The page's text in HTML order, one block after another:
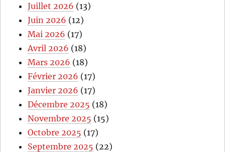
Juillet 2026 (13)
Juin 2026 (12)
Mai 2026 (17)
Avril 2026 (18)
Mars 2026 (18)
Février 2026 (17)
Janvier 2026 (17)
Décembre 2025 (18)
Novembre 2025 (15)
Octobre 2025 (17)
Septembre 2025 (22)